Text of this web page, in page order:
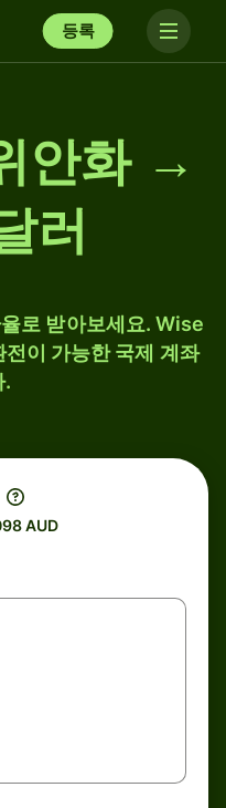
등록
안화 →
러
로 받아보세요. Wise
이 가능한 국제 계좌
.
AUD